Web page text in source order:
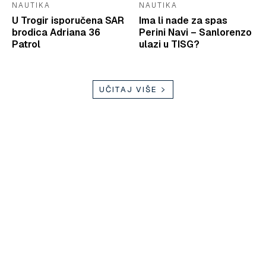
NAUTIKA
U Trogir isporučena SAR
brodica Adriana 36
Patrol
NAUTIKA
Ima li nade za spas
Perini Navi – Sanlorenzo
ulazi u TISG?
UČITAJ VIŠE